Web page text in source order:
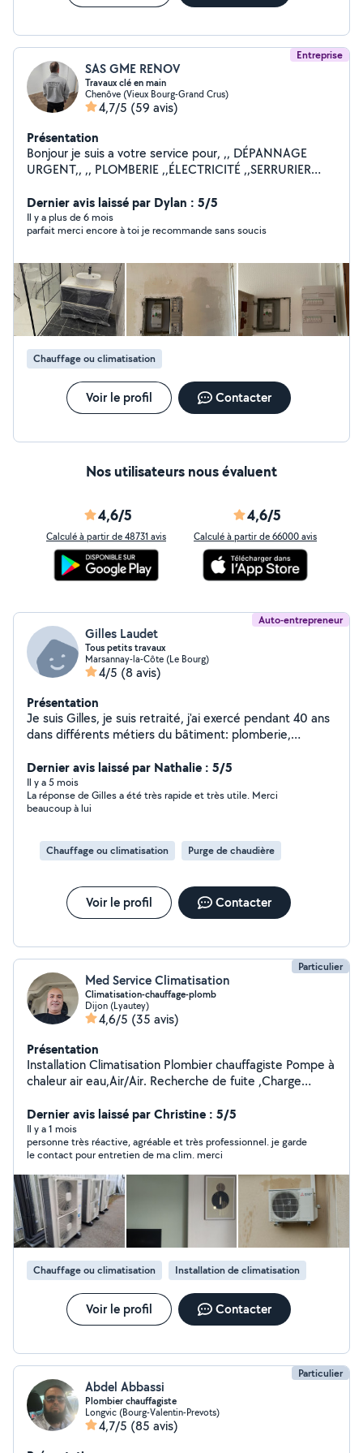
Entreprise
SAS GME RENOV
Travaux clé en main
Chenôve (Vieux Bourg-Grand Crus)
4,7/5 (59 avis)
Présentation
Bonjour je suis a votre service pour, ,, DÉPANNAGE
URGENT,, ,, PLOMBERIE ,,ÉLECTRICITÉ ,,SERRURIER
,,POSE DE PARQUET ,,MONTAGE DES MEUBLES EN KIT
,,POSE DE CUISINE ,,CARRELAGE ,,MAÇONNERIE
,,POSE VELUX ,,POSE PORTE ET FENÊTRE INTÉRIEUR
,,DÉMOLITION / Enlèvement gravats ,,TOUT CORPS DE
MÉTIER Tout les jours 7j/7 jours férié également
Horaires : 08:00 - 22:00 Au plaisir je vous rendrai
service
Dernier avis laissé par Dylan : 5/5
Il y a plus de 6 mois
parfait merci encore à toi je recommande sans soucis
Chauffage ou climatisation
Voir le profil Contacter
Nos utilisateurs nous évaluent
4,6/5
Calculé à partir de 48731 avis
4,6/5
Calculé à partir de 66000 avis
Auto-entrepreneur
Gilles Laudet
Tous petits travaux
Marsannay-la-Côte (Le Bourg)
4/5 (8 avis)
Présentation
Je suis Gilles, je suis retraité, j'ai exercé pendant 40 ans
dans différents métiers du bâtiment: plomberie,
d'autres domaines du bâtiment, notamment en pose de
revêtement de sols, mais aussi en jardinage et
entretien. Aujourd'hui je veux mettre mes compétences
au service des particuliers. Je suis très disponible et
Dernier avis laissé par Nathalie : 5/5
Il y a 5 mois
La réponse de Gilles a été très rapide et très utile. Merci
beaucoup à lui
Chauffage ou climatisation Purge de chaudière
Voir le profil Contacter
Particulier
Med Service Climatisation
Climatisation-chauffage-plomb
Dijon (Lyautey)
4,6/5 (35 avis)
Présentation
Installation Climatisation Plombier chauffagiste Pompe à
chaleur air eau,Air/Air. Recherche de fuite ,Charge
Mise en service climatiseur . Proposition d'un contrat
d'entretien annuel. J'ai mes outils pour le manipulation
fluide frigorifique et l' attestation de capacité. Pour le
devis est payant 50 euros, deduit de la facture si
travaux confirmés. Noté bien: Fin de la conversation
pour les personnes discourtois sans bonjour ou sans
réponse à un message lu. Merci pour votre
compréhension.
Dernier avis laissé par Christine : 5/5
Il y a 1 mois
personne très réactive, agréable et très professionnel. je garde
le contact pour entretien de ma clim. merci
Chauffage ou climatisation Installation de climatisation
Voir le profil Contacter
Particulier
Abdel Abbassi
Plombier chauffagiste
Longvic (Bourg-Valentin-Prevots)
4,7/5 (85 avis)